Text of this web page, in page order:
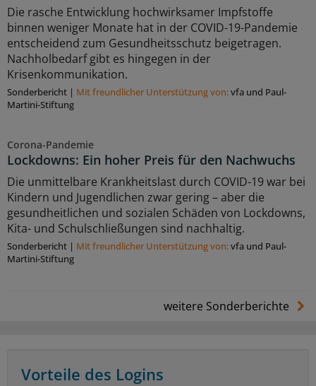
Die rasche Entwicklung hochwirksamer Impfstoffe
binnen weniger Monate hat in der COVID-19-Pandemie
entscheidend zum Gesundheitsschutz beigetragen.
Nachholbedarf gibt es hingegen in der
Krisenkommunikation.
Sonderbericht | Mit freundlicher Unterstützung von:vfa und Paul-
Martini-Stiftung
Corona-Pandemie
Lockdowns: Ein hoher Preis für den Nachwuchs
Die unmittelbare Krankheitslast durch COVID-19 war bei
Kindern und Jugendlichen zwar gering – aber die
gesundheitlichen und sozialen Schäden von Lockdowns,
Kita- und Schulschließungen sind nachhaltig.
Sonderbericht | Mit freundlicher Unterstützung von:vfa und Paul-
Martini-Stiftung
weitere Sonderberichte
Vorteile des Logins